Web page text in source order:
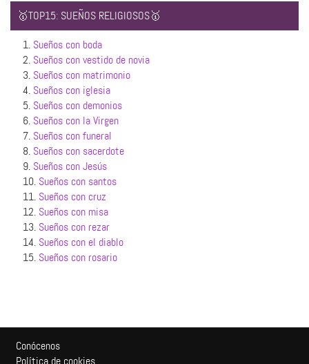
🥇TOP15: SUEÑOS RELIGIOSOS🥇
1. Sueños con boda
2. Sueños con vestido de novia
3. Sueños con matrimonio
4. Sueños con iglesia
5. Sueños con demonios
6. Sueños con la Virgen
7. Sueños con funeral
8. Sueños con sacerdote
9. Sueños con Jesús
10. Sueños con santos
11. Sueños con cruz
12. Sueños con misa
13. Sueños con rezar
14. Sueños con el diablo
15. Sueños con rosario
Conócenos
Política de cookies